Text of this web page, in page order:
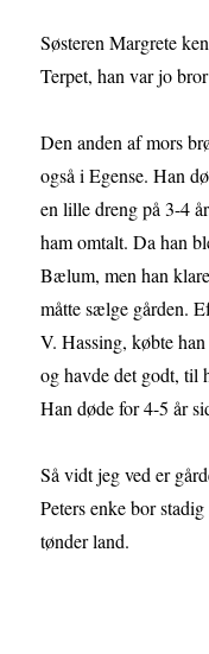
Søsteren Margrete
Terpet, han var jo
Den anden af mors
også i Egense. Han
en lille dreng på 3-4
ham omtalt. Da han
Bælum, men han
måtte sælge gården.
V. Hassing, købte
og havde det godt, til
Han døde for 4-5 år
Så vidt jeg ved er
Peters enke bor
tønder land.